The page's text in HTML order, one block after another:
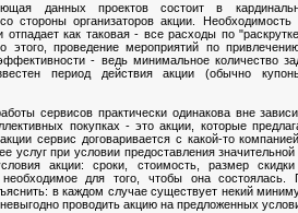
данных проектов состоит в
стороны организаторов акции.
отпадает как таковая - все расходы по
проведение мероприятий по
- ведь минимальное количество
период действия акции (обычно
сервисов практически одинакова вне
покупках - это акции, которые
сервис договаривается с какой-то
услуг при условии предоставления
акции: сроки, стоимость, размер
необходимое для того, чтобы она состоялась.
в каждом случае существует некий
проводить акцию на предложенных